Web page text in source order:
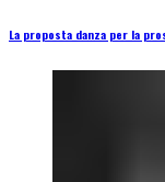
La proposta danza per la